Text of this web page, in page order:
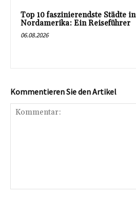
Top 10 faszinierendste Städte in
Nordamerika: Ein Reiseführer
06.08.2026
Kommentieren Sie den Artikel